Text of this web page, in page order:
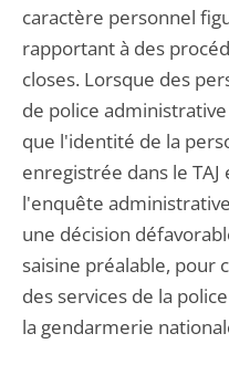
caractère personnel
rapportant à des
closes. Lorsque des
de police
que l'identité de la
enregistrée dans le
l'enquête
une décision
saisine préalable,
des services de la
la gendarmerie